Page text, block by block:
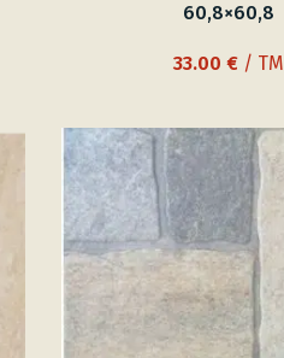
60,8×60,8
33.00 € / TM